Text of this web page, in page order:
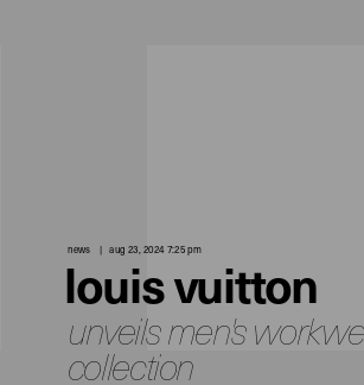
news aug 23, 2024 7:25 pm
louis vuitton
unveils men's
collection